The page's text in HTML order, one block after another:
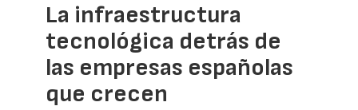
La infraestructura
tecnológica detrás de
las empresas españolas
que crecen